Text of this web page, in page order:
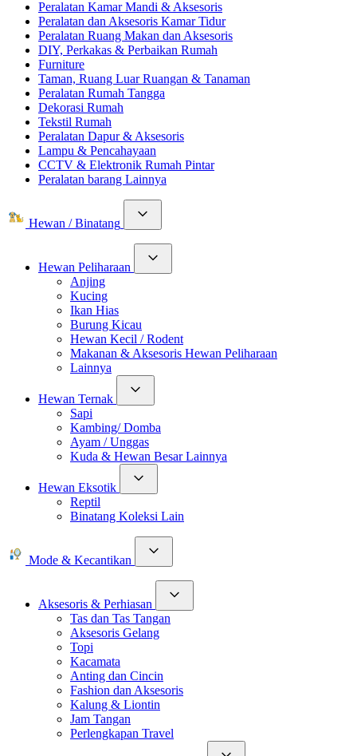
Peralatan Kamar Mandi & Aksesoris
Peralatan dan Aksesoris Kamar Tidur
Peralatan Ruang Makan dan Aksesoris
DIY, Perkakas & Perbaikan Rumah
Furniture
Taman, Ruang Luar Ruangan & Tanaman
Peralatan Rumah Tangga
Dekorasi Rumah
Tekstil Rumah
Peralatan Dapur & Aksesoris
Lampu & Pencahayaan
CCTV & Elektronik Rumah Pintar
Peralatan barang Lainnya
Hewan / Binatang
Hewan Peliharaan
Anjing
Kucing
Ikan Hias
Burung Kicau
Hewan Kecil / Rodent
Makanan & Aksesoris Hewan Peliharaan
Lainnya
Hewan Ternak
Sapi
Kambing/ Domba
Ayam / Unggas
Kuda & Hewan Besar Lainnya
Hewan Eksotik
Reptil
Binatang Koleksi Lain
Mode & Kecantikan
Aksesoris & Perhiasan
Tas dan Tas Tangan
Aksesoris Gelang
Topi
Kacamata
Anting dan Cincin
Fashion dan Aksesoris
Kalung & Liontin
Jam Tangan
Perlengkapan Travel